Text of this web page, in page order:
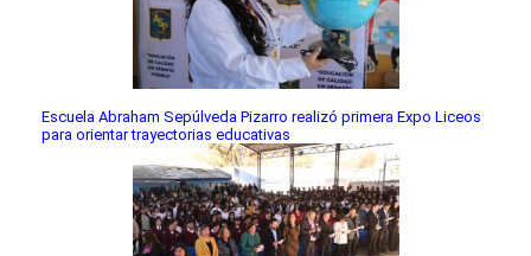
Escuela Abraham Sepúlveda Pizarro realizó primera Expo Liceos
para orientar trayectorias educativas